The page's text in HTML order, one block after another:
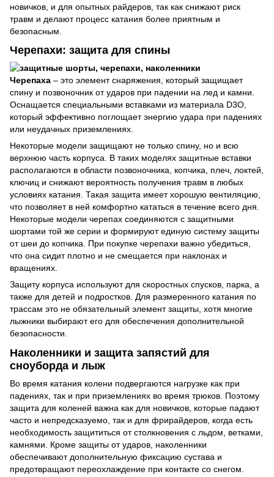
новичков, и для опытных райдеров, так как снижают риск
травм и делают процесс катания более приятным и
безопасным.
Черепахи: защита для спины
Черепаха – это элемент снаряжения, который защищает
спину и позвоночник от ударов при падении на лед и камни.
Оснащается специальными вставками из материала D3O,
который эффективно поглощает энергию удара при падениях
или неудачных приземлениях.
Некоторые модели защищают не только спину, но и всю
верхнюю часть корпуса. В таких моделях защитные вставки
располагаются в области позвоночника, копчика, плеч, локтей,
ключиц и снижают вероятность получения травм в любых
условиях катания. Такая защита имеет хорошую вентиляцию,
что позволяет в ней комфортно кататься в течение всего дня.
Некоторые модели черепах соединяются с защитными
шортами той же серии и формируют единую систему защиты
от шеи до копчика. При покупке черепахи важно убедиться,
что она сидит плотно и не смещается при наклонах и
вращениях.
Защиту корпуса используют для скоростных спусков, парка, а
также для детей и подростков. Для размеренного катания по
трассам это не обязательный элемент защиты, хотя многие
лыжники выбирают его для обеспечения дополнительной
безопасности.
Наколенники и защита запястий для
сноуборда и лыж
Во время катания колени подвергаются нагрузке как при
падениях, так и при приземлениях во время трюков. Поэтому
защита для коленей важна как для новичков, которые падают
часто и непредсказуемо, так и для фрирайдеров, когда есть
необходимость защититься от столкновения с льдом, ветками,
камнями. Кроме защиты от ударов, наколенники
обеспечивают дополнительную фиксацию сустава и
предотвращают переохлаждение при контакте со снегом.